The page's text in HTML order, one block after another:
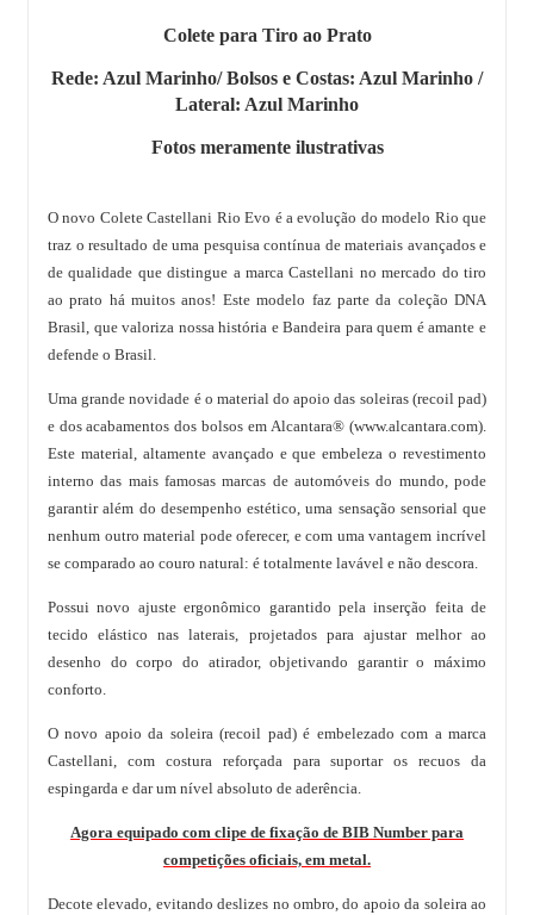
Colete para Tiro ao Prato
Rede: Azul Marinho/ Bolsos e Costas: Azul Marinho /
Lateral: Azul Marinho
Fotos meramente ilustrativas
O novo Colete Castellani Rio Evo é a evolução do modelo Rio que
traz o resultado de uma pesquisa contínua de materiais avançados e
de qualidade que distingue a marca Castellani no mercado do tiro
ao prato há muitos anos! Este modelo faz parte da coleção DNA
Brasil, que valoriza nossa história e Bandeira para quem é amante e
defende o Brasil.
Uma grande novidade é o material do apoio das soleiras (recoil pad)
e dos acabamentos dos bolsos em Alcantara® (www.alcantara.com).
Este material, altamente avançado e que embeleza o revestimento
interno das mais famosas marcas de automóveis do mundo, pode
garantir além do desempenho estético, uma sensação sensorial que
nenhum outro material pode oferecer, e com uma vantagem incrível
se comparado ao couro natural: é totalmente lavável e não descora.
Possui novo ajuste ergonômico garantido pela inserção feita de
tecido elástico nas laterais, projetados para ajustar melhor ao
desenho do corpo do atirador, objetivando garantir o máximo
conforto.
O novo apoio da soleira (recoil pad) é embelezado com a marca
Castellani, com costura reforçada para suportar os recuos da
espingarda e dar um nível absoluto de aderência.
Agora equipado com clipe de fixação de BIB Number para
competições oficiais, em metal.
Decote elevado, evitando deslizes no ombro, do apoio da soleira ao